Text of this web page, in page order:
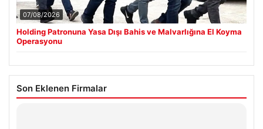
07/08/2026
Holding Patronuna Yasa Dışı Bahis ve Malvarlığına El Koyma
Operasyonu
Son Eklenen Firmalar